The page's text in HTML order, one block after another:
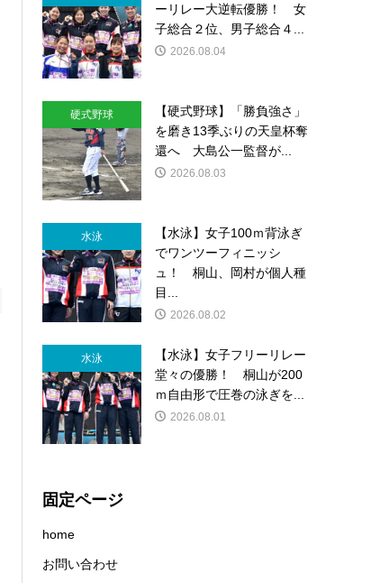
ーリレー大逆転優勝！ 女
子総合２位、男子総合４...
2026.08.04
硬式野球
【硬式野球】「勝負強さ」
を磨き13季ぶりの天皇杯奪
還へ 大島公一監督が...
2026.08.03
水泳
【水泳】女子100ｍ背泳ぎ
でワンツーフィニッシ
ュ！ 桐山、岡村が個人種
目...
2026.08.02
水泳
【水泳】女子フリーリレー
堂々の優勝！ 桐山が200
ｍ自由形で圧巻の泳ぎを...
2026.08.01
固定ページ
home
お問い合わせ